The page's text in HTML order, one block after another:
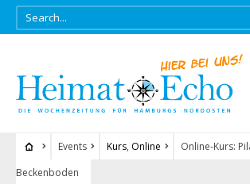
Events Kurs, Online
Online-Kurs:
Beckenboden